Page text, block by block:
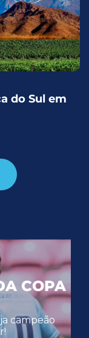
do Sul em
COPA
campeão